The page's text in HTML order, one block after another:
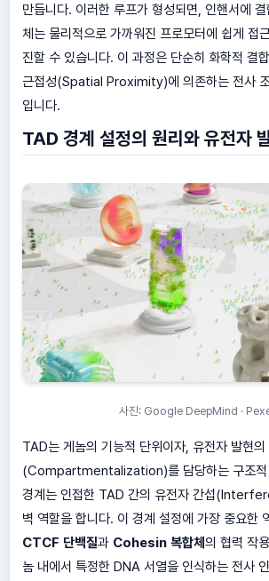
만듭니다. 이러한 루프가 형성되면, 인핸서에
체는 물리적으로 가까워진 프로모터에 쉽게 접
진할 수 있습니다. 이 과정은 단순히 화학적 결
근접성(Spatial Proximity)에 의존하는 전사 조
입니다.
TAD 경계 설정의 원리와 유전자
사진: Google DeepMind ·
TAD는 게놈의 기능적 단위이자, 유전자 발현의
(Compartmentalization)를 담당하는 구조적
경계는 인접한 TAD 간의 유전자 간섭
벽 역할을 합니다. 이 경계 설정에 가장 중요한
CTCF 단백질과 Cohesin 복합체 의 협력 작
놈 내에서 특정한 DNA 서열을 인식하는 전사